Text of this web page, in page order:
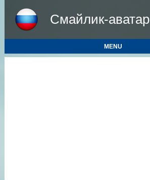
Смайлик-аватар
MENU